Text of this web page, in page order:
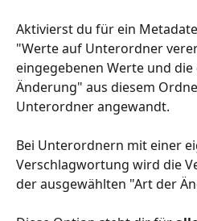
Aktivierst du für ein
"Werte auf Unterordner
eingegebenen Werte und
Änderung" aus diesem
Unterordner angewandt.
Bei Unterordnern mit einer
Verschlagwortung wird die
der ausgewählten "Art der